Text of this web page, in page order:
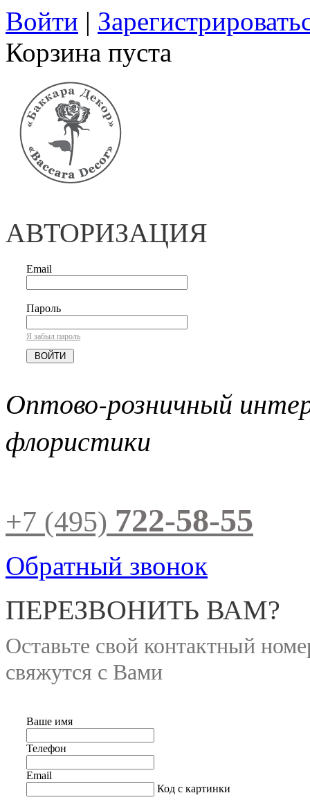
Войти |
Корзина пуста
АВТОРИЗАЦИЯ
Email
Пароль
Я забыл пароль
Оптово-розничный
флористики
+7 (495) 722-58-55
Обратный звонок
ПЕРЕЗВОНИТЬ ВАМ?
Оставьте свой контактный
свяжутся с Вами
Ваше имя
Телефон
Email
Код с картинки